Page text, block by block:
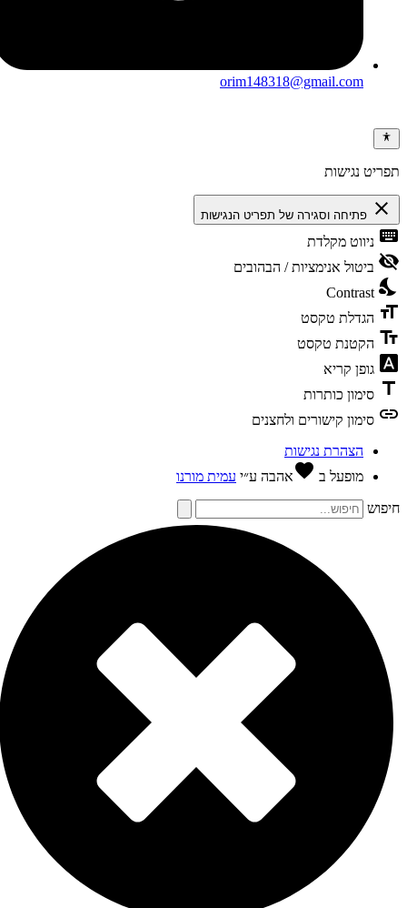
orim148318@gmail.com
נגישות
close פתיחה וסגירה של תפריט הנגישות
ניווט מקלדת
ביטול אנימציות / הבהובים
Contrast
הגדלת טקסט
הקטנת טקסט
גופן קריא
סימון כותרות
סימון קישורים ולחצנים
הצהרת נגישות
מופעל בfavoriteאהבהע״יעמית מורנו